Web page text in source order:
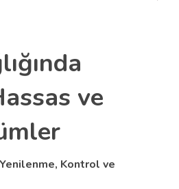
ve
Kontrol ve